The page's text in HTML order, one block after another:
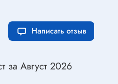
Профиле, для этого
Ваш профиль и нажать
за Август 2026
Написать отзыв